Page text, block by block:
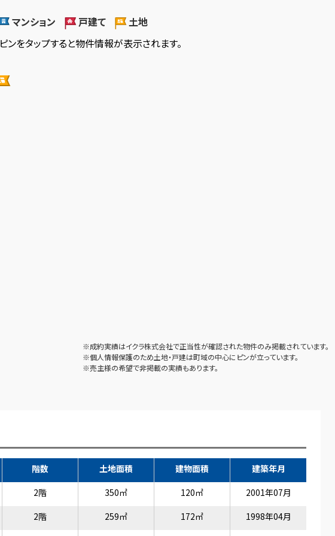
マンション 戸建て
土地
ピンをタップすると物件情報が表示されます。
※成約実績はイクラ株式会社で正当性が確認された物件のみ掲載されています。
※個人情報保護のため土地・戸建は町域の中心にピンが立っています。
※売主様の希望で非掲載の実績もあります。
階数 土地面積 建物面積
建築年月
2階 350㎡ 120㎡
2001年07月
2階 259㎡ 172㎡
1998年04月